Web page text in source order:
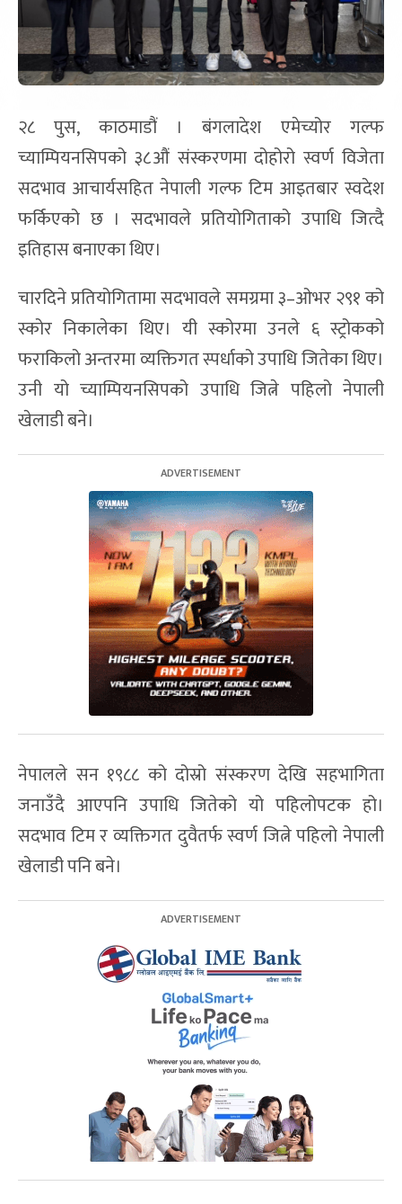
२८ पुस, काठमाडौं । बंगलादेश एमेच्योर गल्फ
च्याम्पियनसिपको ३८औं संस्करणमा दोहोरो स्वर्ण विजेता
सदभाव आचार्यसहित नेपाली गल्फ टिम आइतबार स्वदेश
फर्किएको छ । सदभावले प्रतियोगिताको उपाधि जित्दै
इतिहास बनाएका थिए।
चारदिने प्रतियोगितामा सदभावले समग्रमा ३–ओभर २९१ को
स्कोर निकालेका थिए। यी स्कोरमा उनले ६ स्ट्रोकको
फराकिलो अन्तरमा व्यक्तिगत स्पर्धाको उपाधि जितेका थिए।
उनी यो च्याम्पियनसिपको उपाधि जित्ने पहिलो नेपाली
खेलाडी बने।
नेपालले सन १९८८ को दोस्रो संस्करण देखि सहभागिता
जनाउँदै आएपनि उपाधि जितेको यो पहिलोपटक हो।
सदभाव टिम र व्यक्तिगत दुवैतर्फ स्वर्ण जित्ने पहिलो नेपाली
खेलाडी पनि बने।